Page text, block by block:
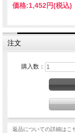
す！ 清潔感のあるステン
す。 一般的なバーベキ
いた状態での取り扱いに
ご注意事項
※入荷時期によりロット
※輸入品のため少々ダメ
※サイズは目安です。
※出来る限り自然な色み
い。
価格:1,452円(税込)
注文
購入数：
返品についての詳細はこ